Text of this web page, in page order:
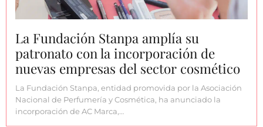
La Fundación Stanpa amplía su
patronato con la incorporación de
nuevas empresas del sector cosmético
La Fundación Stanpa, entidad promovida por la Asociación
Nacional de Perfumería y Cosmética, ha anunciado la
incorporación de AC Marca,…